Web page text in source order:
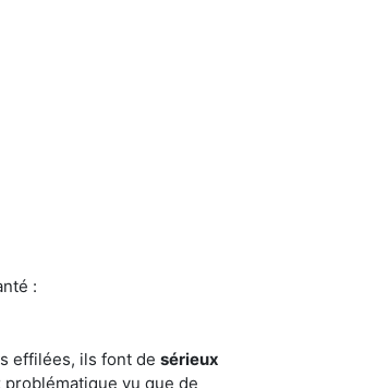
:
effilées, ils font de sérieux
vu que de